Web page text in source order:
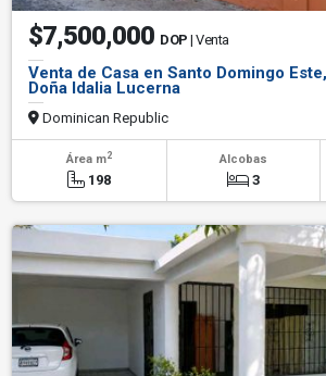
$7,500,000 DOP | Venta
Venta de Casa en Santo Domingo
Doña Idalia Lucerna
Dominican Republic
Área m2
198
Alcobas
3